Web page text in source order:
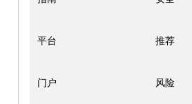
平台 推荐
门户 风险